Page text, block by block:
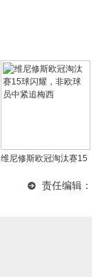
维尼修斯欧冠淘汰赛15
责任编辑：